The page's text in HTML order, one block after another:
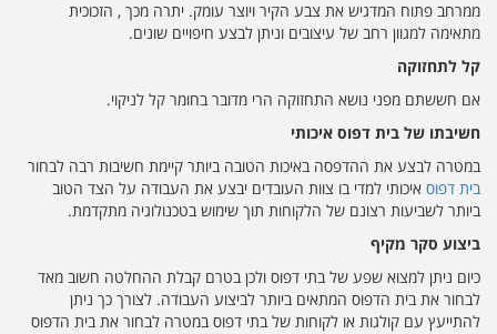
ממרחב פתוח המדגיש את צבע הקיר ויוצר עומק. יתרה מכך , הזכוכית
מתאימה למגוון רחב של עיצובים וניתן לבצע חיפויים שונים.
קל לתחזוקה
אם חששתם מפני נושא התחזוקה הרי מדובר בחומר קל לניקוי.
חשיבתו של בית דפוס איכותי
במטרה לבצע את ההדפסה באיכות הטובה ביותר קיימת חשיבות רבה לבחור
בית דפוס איכותי למדי בו צוות העובדים יבצע את העבודה על הצד הטוב
ביותר לשביעות רצונם של הלקוחות תוך שימוש בטכנולוגיה מתקדמת.
ביצוע סקר מקיף
כיום ניתן למצוא שפע של בתי דפוס ולכן בטרם קבלת ההחלטה חשוב מאד
לבחור את בית הדפוס המתאים ביותר לביצוע העבודה. לצורך כך ניתן
להתייעץ עם קולגות או לקוחות של בתי דפוס במטרה לבחור את בית הדפוס